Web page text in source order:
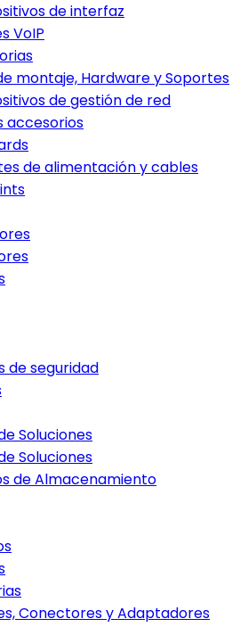
de interfaz
VoIP
montaje, Hardware y Soportes
de gestión de red
accesorios
de alimentación y cables
de seguridad
Soluciones
Soluciones
de Almacenamiento
Conectores y Adaptadores